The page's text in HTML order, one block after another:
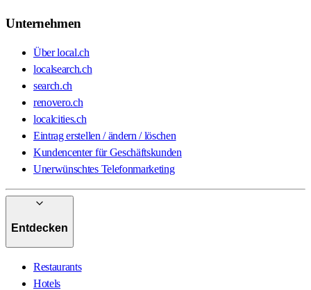
Unternehmen
Über local.ch
localsearch.ch
search.ch
renovero.ch
localcities.ch
Eintrag erstellen / ändern / löschen
Kundencenter für Geschäftskunden
Unerwünschtes Telefonmarketing
Entdecken
Restaurants
Hotels